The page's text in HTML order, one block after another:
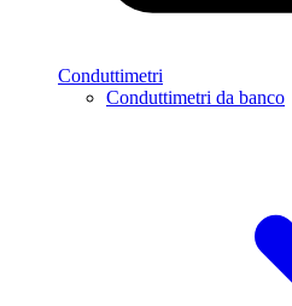
Conduttimetri
Conduttimetri da banco